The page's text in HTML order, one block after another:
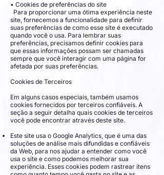
• Cookies de preferências do site
Para proporcionar uma ótima experiência neste
site, fornecemos a funcionalidade para definir
suas preferências de como esse site é executado
quando você o usa. Para lembrar suas
preferências, precisamos definir cookies para
que essas informações possam ser chamadas
sempre que você interagir com uma página for
afetada por suas preferências.
Cookies de Terceiros
Em alguns casos especiais, também usamos
cookies fornecidos por terceiros confiáveis. A
seção a seguir detalha quais cookies de terceiros
você pode encontrar através deste site.
Este site usa o Google Analytics, que é uma das
soluções de análise mais difundidas e confiáveis ​​
da Web, para nos ajudar a entender como você
usa o site e como podemos melhorar sua
experiência. Esses cookies podem rastrear itens